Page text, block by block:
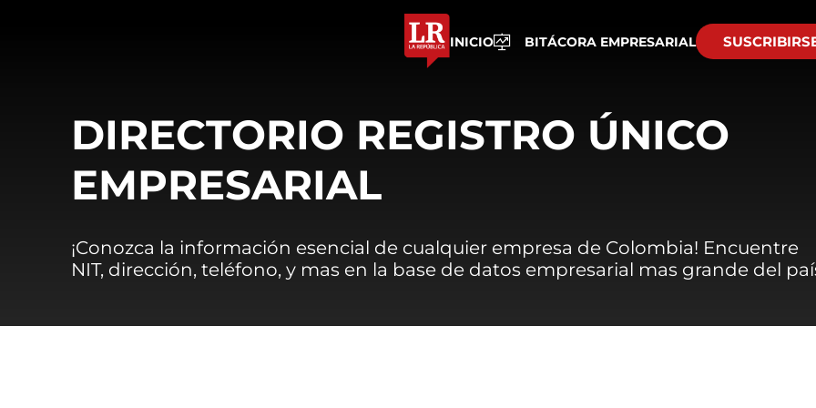
INICIO BITÁCORA EMPRESARIAL
DIRECTORIO REGISTRO ÚNICO
EMPRESARIAL
¡Conozca la información esencial de cualquier empresa de Colombia! Encuentre
NIT, dirección, teléfono, y mas en la base de datos empresarial mas grande del